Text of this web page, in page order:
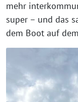
mehr
super – und das
dem Boot auf